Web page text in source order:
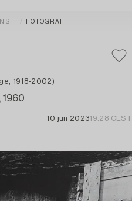
FOTOGRAFI
1918-2002)
1960
10 jun 202319:28 CEST